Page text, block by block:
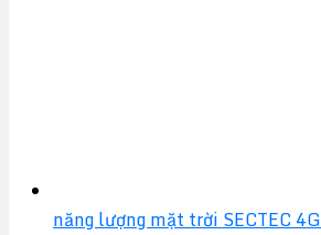
năng lượng mặt trời SECTEC 4G